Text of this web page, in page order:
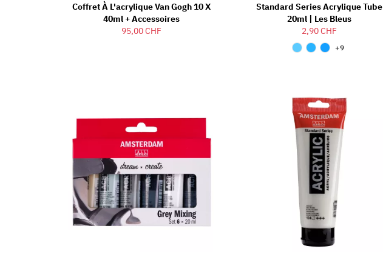
Coffret À L'acrylique Van Gogh 10 X
40ml + Accessoires
95,00 CHF
Standard Series Acrylique Tube
20ml | Les Bleus
2,90 CHF
+9